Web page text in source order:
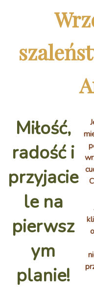
Miłość,
radość i
przyjacie
le na
pierwsz
ym
planie!